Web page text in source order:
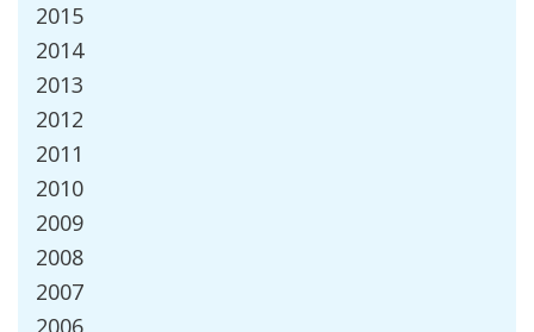
2015
2014
2013
2012
2011
2010
2009
2008
2007
2006